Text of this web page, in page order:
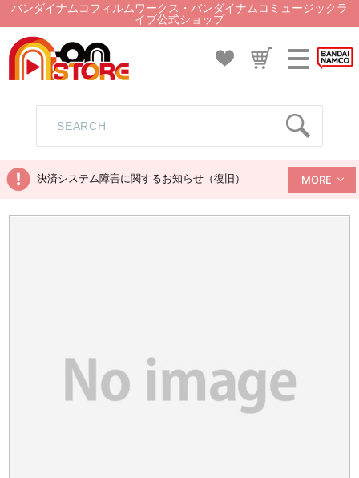
バンダイナムコフィルムワークス・バンダイナムコミュージックラ
イブ公式ショップ
決済システム障害に関するお知らせ（復旧） MORE